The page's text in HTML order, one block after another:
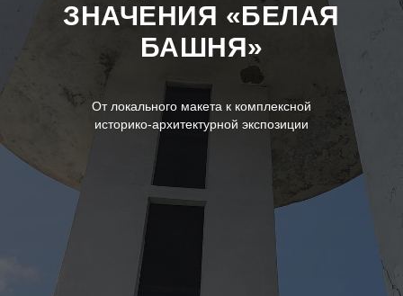
ЗНАЧЕНИЯ «БЕЛАЯ
БАШНЯ»
От локального макета к комплексной
историко‑архитектурной экспозиции